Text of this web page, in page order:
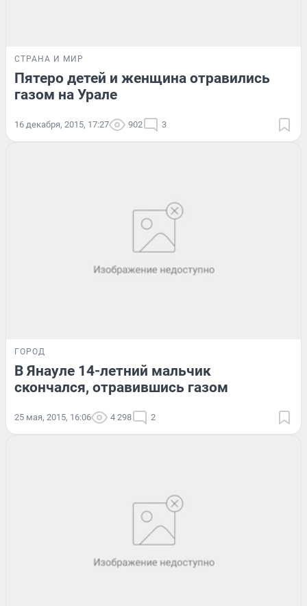
СТРАНА И МИР
Пятеро детей и женщина отравились
газом на Урале
16 декабря, 2015, 17:27 902 3
ГОРОД
В Янауле 14-летний мальчик
скончался, отравившись газом
25 мая, 2015, 16:06 4 298 2